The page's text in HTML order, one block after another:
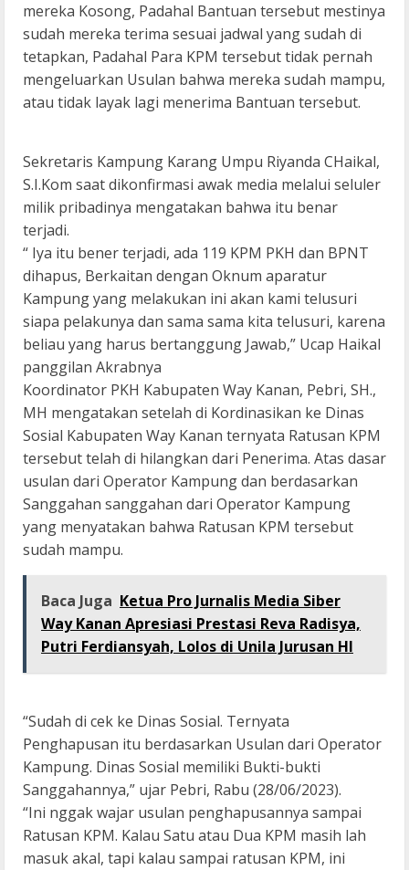
mereka Kosong, Padahal Bantuan tersebut mestinya
sudah mereka terima sesuai jadwal yang sudah di
tetapkan, Padahal Para KPM tersebut tidak pernah
mengeluarkan Usulan bahwa mereka sudah mampu,
atau tidak layak lagi menerima Bantuan tersebut.
Sekretaris Kampung Karang Umpu Riyanda CHaikal,
S.I.Kom saat dikonfirmasi awak media melalui seluler
milik pribadinya mengatakan bahwa itu benar
terjadi.
“ Iya itu bener terjadi, ada 119 KPM PKH dan BPNT
dihapus, Berkaitan dengan Oknum aparatur
Kampung yang melakukan ini akan kami telusuri
siapa pelakunya dan sama sama kita telusuri, karena
beliau yang harus bertanggung Jawab,” Ucap Haikal
panggilan Akrabnya
Koordinator PKH Kabupaten Way Kanan, Pebri, SH.,
MH mengatakan setelah di Kordinasikan ke Dinas
Sosial Kabupaten Way Kanan ternyata Ratusan KPM
tersebut telah di hilangkan dari Penerima. Atas dasar
usulan dari Operator Kampung dan berdasarkan
Sanggahan sanggahan dari Operator Kampung
yang menyatakan bahwa Ratusan KPM tersebut
sudah mampu.
Baca Juga Ketua Pro Jurnalis Media Siber
Way Kanan Apresiasi Prestasi Reva Radisya,
Putri Ferdiansyah, Lolos di Unila Jurusan HI
“Sudah di cek ke Dinas Sosial. Ternyata
Penghapusan itu berdasarkan Usulan dari Operator
Kampung. Dinas Sosial memiliki Bukti-bukti
Sanggahannya,” ujar Pebri, Rabu (28/06/2023).
“Ini nggak wajar usulan penghapusannya sampai
Ratusan KPM. Kalau Satu atau Dua KPM masih lah
masuk akal, tapi kalau sampai ratusan KPM, ini